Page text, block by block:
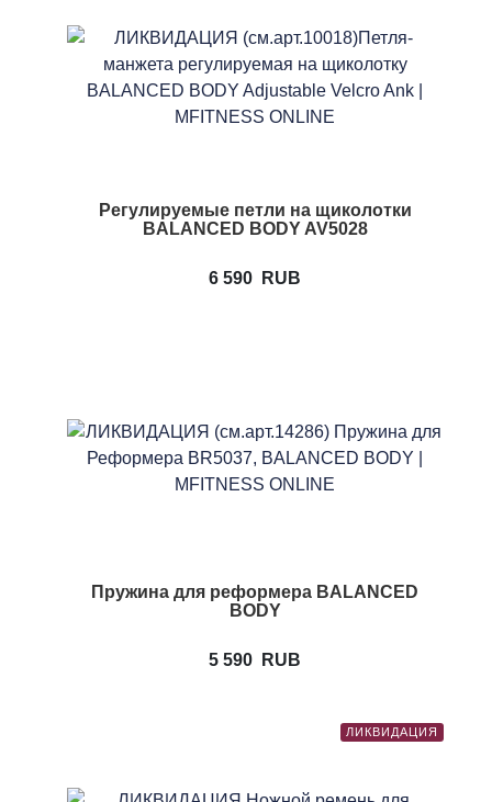
Регулируемые петли на щиколотки
BALANCED BODY AV5028
6 590 RUB
Пружина для реформера BALANCED
BODY
5 590 RUB
ЛИКВИДАЦИЯ